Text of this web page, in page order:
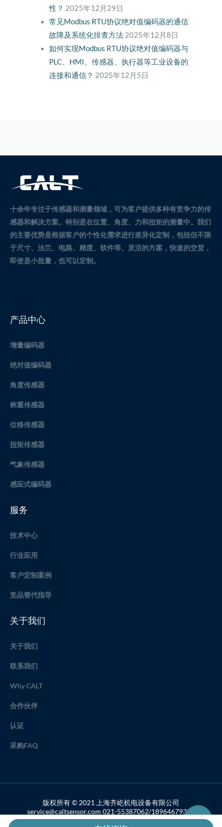
性？ 2025年12月29日
常见Modbus RTU协议绝对值编码器的通信
故障及系统化排查方法 2025年12月8日
如何实现Modbus RTU协议绝对值编码器与
PLC、HMI、传感器、执行器等工业设备的
连接和通信？ 2025年12月5日
十余年专注于传感器和测量领域，可为客户提供多种有竞争力的传
感器和解决方案。 特别是在位置、角度、力和扭矩的测量中。 我们
的主要优势是根据客户的个性化需求进行差异化定制，包括但不限
于尺寸、法兰、电路、精度、软件等。灵活的方案，快速的交货，
即使是小批量，也可以定制。
产品中心
增量编码器
绝对值编码器
角度传感器
称重传感器
位移传感器
扭矩传感器
气象传感器
感应式编码器
服务
技术中心
行业应用
客户定制案例
竞品替代指导
关于我们
关于我们
联系我们
Why CALT
合作伙伴
认证
采购FAQ
版权所有 © 2021 上海齐屹机电设备有限公司
service@caltsensor.com 021-55387062/18964679357
备案号：沪ICP备19033459号-2